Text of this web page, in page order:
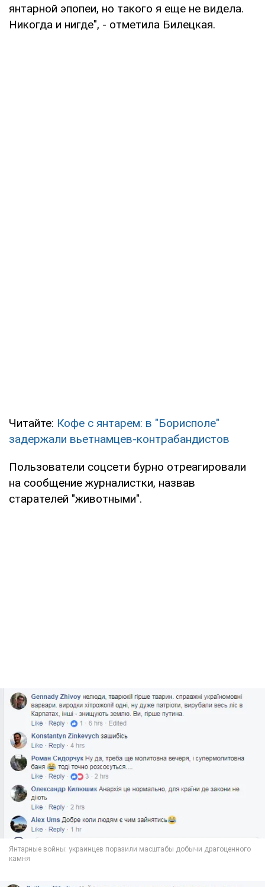
янтарной эпопеи, но такого я еще не видела.
Никогда и нигде", - отметила Билецкая.
Читайте: Кофе с янтарем: в "Борисполе"
задержали вьетнамцев-контрабандистов
Пользователи соцсети бурно отреагировали
на сообщение журналистки, назвав
старателей "животными".